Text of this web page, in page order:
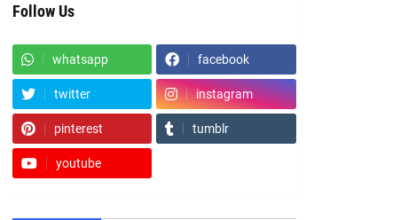
Follow Us
whatsapp facebook
twitter instagram
pinterest tumblr
youtube